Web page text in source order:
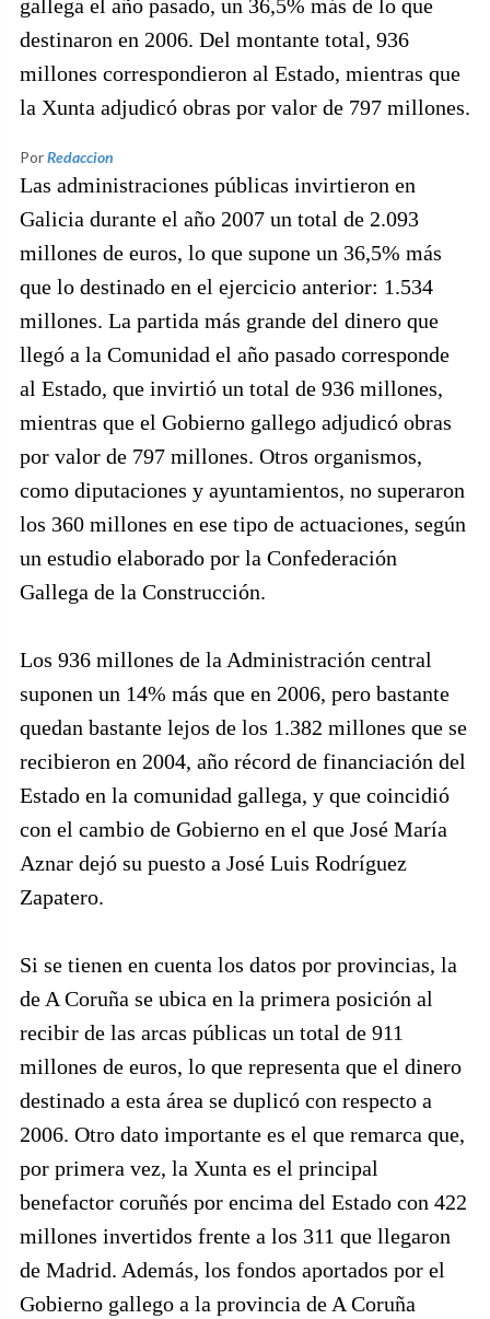
gallega el año pasado, un 36,5% más de lo que
destinaron en 2006. Del montante total, 936
millones correspondieron al Estado, mientras que
la Xunta adjudicó obras por valor de 797 millones.
PorRedaccion
Las administraciones públicas invirtieron en
Galicia durante el año 2007 un total de 2.093
millones de euros, lo que supone un 36,5% más
que lo destinado en el ejercicio anterior: 1.534
millones. La partida más grande del dinero que
llegó a la Comunidad el año pasado corresponde
al Estado, que invirtió un total de 936 millones,
mientras que el Gobierno gallego adjudicó obras
por valor de 797 millones. Otros organismos,
como diputaciones y ayuntamientos, no superaron
los 360 millones en ese tipo de actuaciones, según
un estudio elaborado por la Confederación
Gallega de la Construcción.
Los 936 millones de la Administración central
suponen un 14% más que en 2006, pero bastante
quedan bastante lejos de los 1.382 millones que se
recibieron en 2004, año récord de financiación del
Estado en la comunidad gallega, y que coincidió
con el cambio de Gobierno en el que José María
Aznar dejó su puesto a José Luis Rodríguez
Zapatero.
Si se tienen en cuenta los datos por provincias, la
de A Coruña se ubica en la primera posición al
recibir de las arcas públicas un total de 911
millones de euros, lo que representa que el dinero
destinado a esta área se duplicó con respecto a
2006. Otro dato importante es el que remarca que,
por primera vez, la Xunta es el principal
benefactor coruñés por encima del Estado con 422
millones invertidos frente a los 311 que llegaron
de Madrid. Además, los fondos aportados por el
Gobierno gallego a la provincia de A Coruña